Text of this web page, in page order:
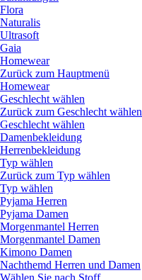
Flora
Naturalis
Ultrasoft
Gaia
Homewear
Zurück zum Hauptmenü
Homewear
Geschlecht wählen
Zurück zum Geschlecht wählen
Geschlecht wählen
Damenbekleidung
Herrenbekleidung
Typ wählen
Zurück zum Typ wählen
Typ wählen
Pyjama Herren
Pyjama Damen
Morgenmantel Herren
Morgenmantel Damen
Kimono Damen
Nachthemd Herren und Damen
Wählen Sie nach Stoff